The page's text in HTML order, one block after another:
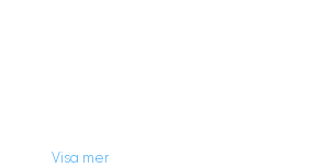
Visa mer